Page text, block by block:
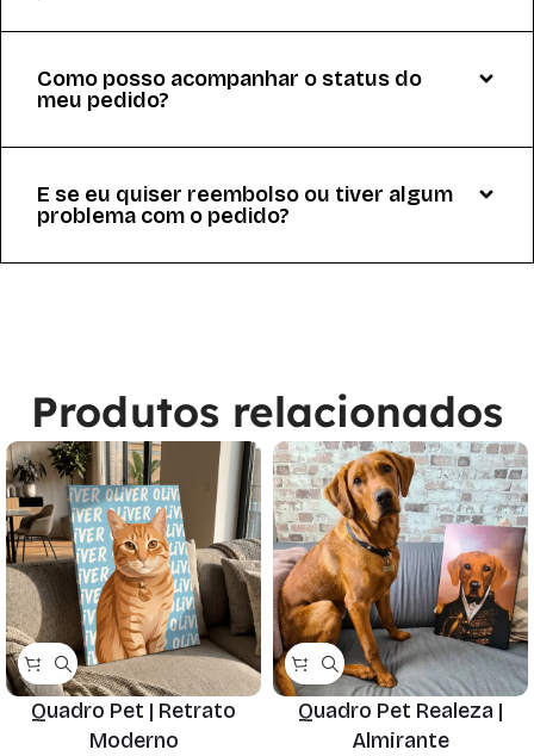
Como posso acompanhar o status do
meu pedido?
E se eu quiser reembolso ou tiver algum
problema com o pedido?
Produtos relacionados
Quadro Pet | Retrato
Moderno
Quadro Pet Realeza |
Almirante